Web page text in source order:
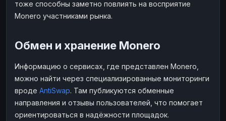
тоже способны заметно повлиять на восприятие
Monero участниками рынка.
Обмен и хранение Monero
Информацию о сервисах, где представлен Monero,
можно найти через специализированные мониторинги
вроде AntiSwap. Там публикуются обменные
направления и отзывы пользователей, что помогает
ориентироваться в надёжности площадок.